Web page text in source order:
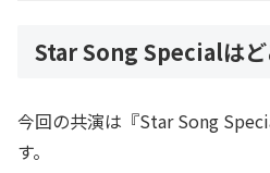
Star Song Specialはど
今回の共演は『Star Song
す。